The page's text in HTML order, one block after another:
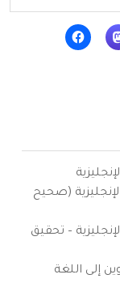
(صحيح
– تحقيق
إلى اللغة